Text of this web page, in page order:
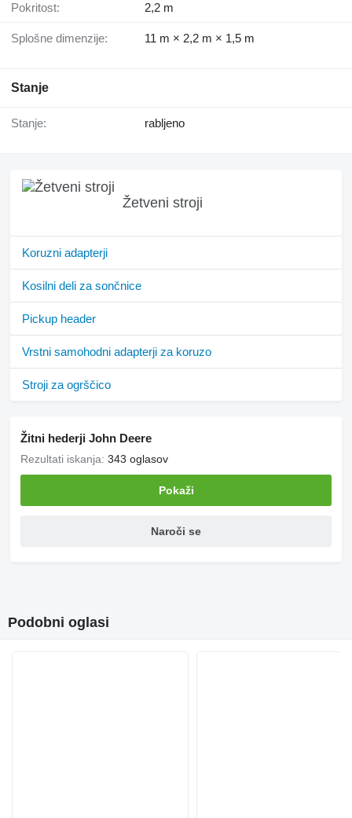
Pokritost: 2,2 m
Splošne dimenzije: 11 m × 2,2 m × 1,5 m
Stanje
Stanje: rabljeno
Žetveni stroji
Koruzni adapterji
Kosilni deli za sončnice
Pickup header
Vrstni samohodni adapterji za koruzo
Stroji za ogrščico
Žitni hederji John Deere
Rezultati iskanja: 343 oglasov
Pokaži
Naroči se
Podobni oglasi